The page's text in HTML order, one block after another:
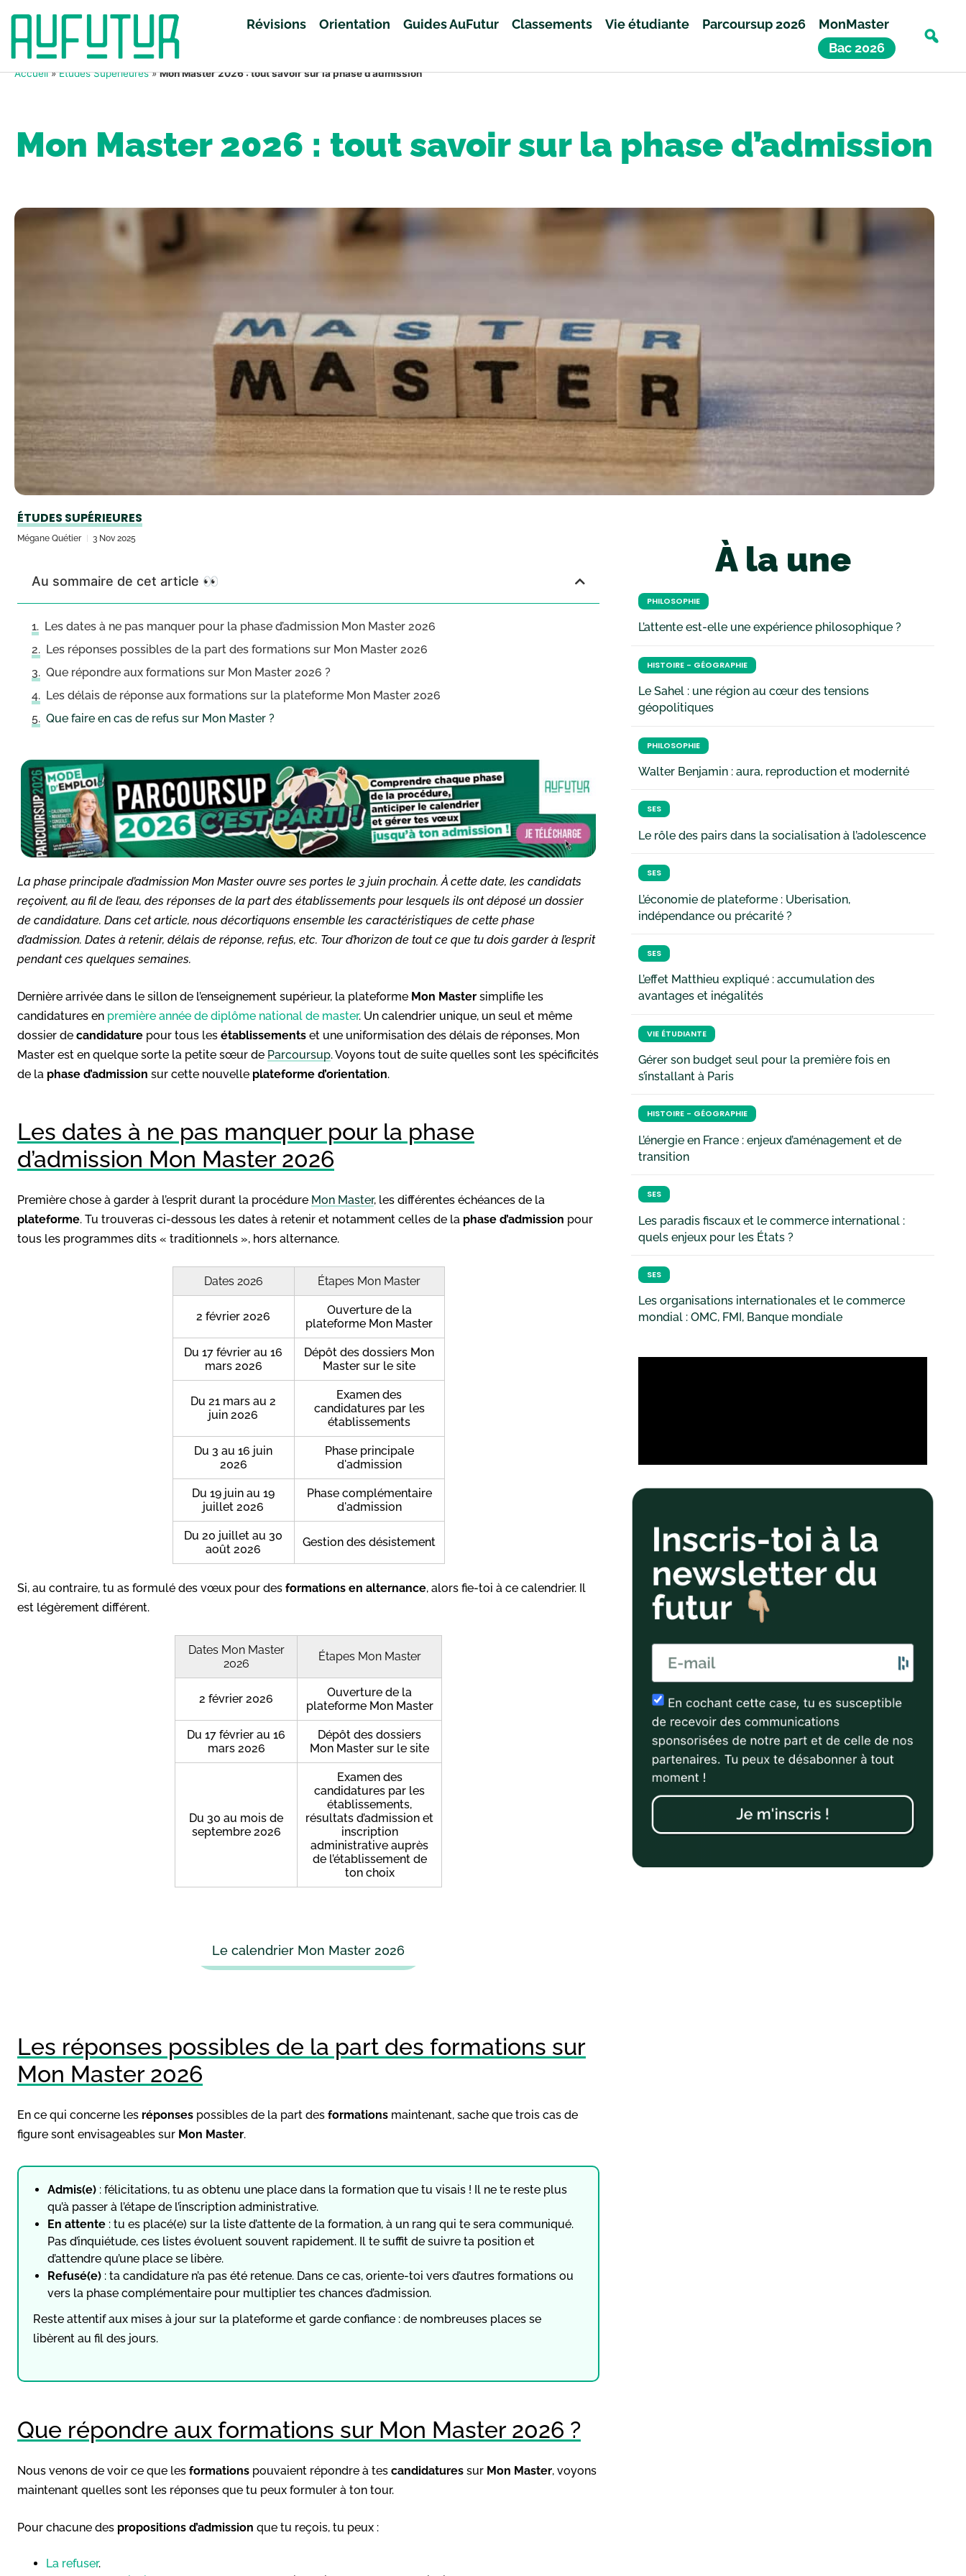
Révisions Orientation Guides AuFutur Classements Vie étudiante Parcoursup 2026
MonMaster
Bac 2026
Accueil»Études Supérieures»Mon Master 2026 : tout savoir sur la phase d’admission
Mon Master 2026 : tout savoir sur la phase d’admission
ÉTUDES SUPÉRIEURES
Mégane Quétier 3 Nov 2025
Au sommaire de cet article 👀
Les dates à ne pas manquer pour la phase d’admission Mon Master 2026
Les réponses possibles de la part des formations sur Mon Master 2026
Que répondre aux formations sur Mon Master 2026 ?
Les délais de réponse aux formations sur la plateforme Mon Master 2026
Que faire en cas de refus sur Mon Master ?
La phase principale d’admission Mon Master ouvre ses portes le 3 juin prochain. À cette date, les candidats
reçoivent, au fil de l’eau, des réponses de la part des établissements pour lesquels ils ont déposé un dossier
de candidature. Dans cet article, nous décortiquons ensemble les caractéristiques de cette phase
d’admission. Dates à retenir, délais de réponse, refus, etc. Tour d’horizon de tout ce que tu dois garder à l’esprit
pendant ces quelques semaines.
Dernière arrivée dans le sillon de l’enseignement supérieur, la plateforme Mon Master simplifie les
candidatures en première année de diplôme national de master. Un calendrier unique, un seul et même
dossier de candidature pour tous les établissements et une uniformisation des délais de réponses, Mon
Master est en quelque sorte la petite sœur de Parcoursup. Voyons tout de suite quelles sont les spécificités
de la phase d’admission sur cette nouvelle plateforme d’orientation.
Les dates à ne pas manquer pour la phase
d’admission Mon Master 2026
Première chose à garder à l’esprit durant la procédure Mon Master, les différentes échéances de la
plateforme. Tu trouveras ci-dessous les dates à retenir et notamment celles de la phase d’admission pour
tous les programmes dits « traditionnels », hors alternance.
Dates 2026 Étapes Mon Master
2 février 2026
Ouverture de la
plateforme Mon Master
Du 17 février au 16
mars 2026
Dépôt des dossiers Mon
Master sur le site
Du 21 mars au 2
juin 2026
Examen des
candidatures par les
établissements
Du 3 au 16 juin
2026
Phase principale
d'admission
Du 19 juin au 19
juillet 2026
Phase complémentaire
d'admission
Du 20 juillet au 30
août 2026
Gestion des désistement
Si, au contraire, tu as formulé des vœux pour des formations en alternance, alors fie-toi à ce calendrier. Il
est légèrement différent.
Dates Mon Master
2026
Étapes Mon Master
2 février 2026
Ouverture de la
plateforme Mon Master
Du 17 février au 16
mars 2026
Dépôt des dossiers
Mon Master sur le site
Du 30 au mois de
septembre 2026
Examen des
candidatures par les
établissements,
résultats d’admission et
inscription
administrative auprès
de l’établissement de
ton choix
Le calendrier Mon Master 2026
Les réponses possibles de la part des formations sur
Mon Master 2026
En ce qui concerne les réponses possibles de la part des formations maintenant, sache que trois cas de
figure sont envisageables sur Mon Master.
Admis(e) : félicitations, tu as obtenu une place dans la formation que tu visais ! Il ne te reste plus
qu’à passer à l’étape de l’inscription administrative.
En attente : tu es placé(e) sur la liste d’attente de la formation, à un rang qui te sera communiqué.
Pas d’inquiétude, ces listes évoluent souvent rapidement. Il te suffit de suivre ta position et
d’attendre qu’une place se libère.
Refusé(e) : ta candidature n’a pas été retenue. Dans ce cas, oriente-toi vers d’autres formations ou
vers la phase complémentaire pour multiplier tes chances d’admission.
Reste attentif aux mises à jour sur la plateforme et garde confiance : de nombreuses places se
libèrent au fil des jours.
Que répondre aux formations sur Mon Master 2026 ?
Nous venons de voir ce que les formations pouvaient répondre à tes candidatures sur Mon Master, voyons
maintenant quelles sont les réponses que tu peux formuler à ton tour.
Pour chacune des propositions d’admission que tu reçois, tu peux :
La refuser.
À la une
PHILOSOPHIE
L’attente est-elle une expérience philosophique ?
HISTOIRE - GÉOGRAPHIE
Le Sahel : une région au cœur des tensions
géopolitiques
PHILOSOPHIE
Walter Benjamin : aura, reproduction et modernité
SES
Le rôle des pairs dans la socialisation à l’adolescence
SES
L’économie de plateforme : Uberisation,
indépendance ou précarité ?
SES
L’effet Matthieu expliqué : accumulation des
avantages et inégalités
VIE ÉTUDIANTE
Gérer son budget seul pour la première fois en
s’installant à Paris
HISTOIRE - GÉOGRAPHIE
L’énergie en France : enjeux d’aménagement et de
transition
SES
Les paradis fiscaux et le commerce international :
quels enjeux pour les États ?
SES
Les organisations internationales et le commerce
mondial : OMC, FMI, Banque mondiale